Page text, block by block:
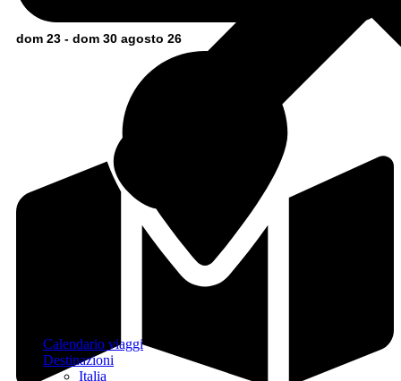
Calendario viaggi
Destinazioni
Italia
dom 23 - dom 30 agosto 26